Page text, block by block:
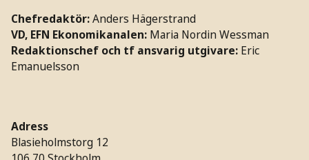
Chefredaktör:Anders Hägerstrand
VD, EFN Ekonomikanalen: Maria Nordin Wessman
Redaktionschef och tf ansvarig utgivare: Eric
Emanuelsson
Adress
Blasieholmstorg 12